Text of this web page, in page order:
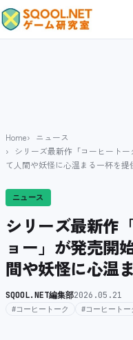
Home
ニュース
シリーズ最新作「コーヒート
て人間や妖怪に心温まる一杯を提
ニュース
シリーズ最新作
ョー」が発売開
間や妖怪に心温
SQOOL.NET編集部2026.05.21
#コーヒートーク #コーヒート